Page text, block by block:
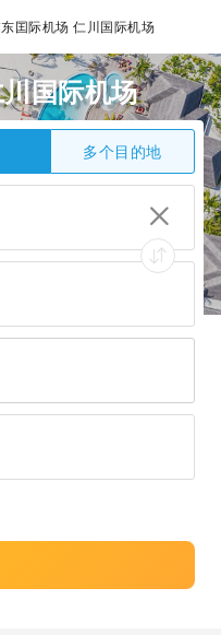
东囯际机场 仁川国际机场
国际机场
多个目的地